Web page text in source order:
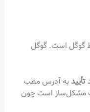
گوگل است. گوگل
به آدرس مطب
مشکل‌ساز است چون